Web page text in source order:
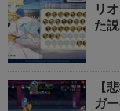
リ
た説
【
ガ